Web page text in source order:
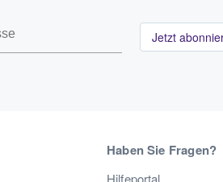
Jetzt
Haben Sie Fragen?
Hilfeportal